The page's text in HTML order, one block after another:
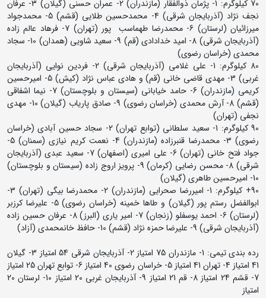
70 کیلوگرم: 1- پژمان ذوالفقار (مازندران) 2- عمران حسنی (گیلان) 3- عرفان
نجف نژاد (آذربایجان شرقی) 4- محمدحسین طلایی (قشم) 5- محمدجواد
میرزائیان (لرستان) 6- محمدرضا طهماسب پور (تهران) 7- فرهاد عالم زاده
(آذربایجان شرقی) 8- امید خدادادی (قم) 9- سعید شاویی (همدان) 10- سجاد
محمدی (خراسان رضوی)
80 کیلوگرم: 1- علی غلامی (آذربایجان شرقی) 2- فردین نوایی (آذربایجان
غربی) 3- مهدی قاضی خانی (قم) و هادی عباس نژاد (کیش) 5- امیرحسین
کریمی (مازندران) 6- حامد خیابانی (سیستان و بلوچستان) 7- نیما اشفاقی
(قشم) 8- آرش محمدی (خراسان رضوی) 9- صادق پاریاب (گیلان) 10- مهدی
نجفی (تهران)
90 کیلوگرم: 1- سعید سلطانی (توابع تهران) 2- سجاد حسین آبادی (خراسان
رضوی) 3- محمدرضا قنبرزاده (مازندران) 4- نعمت کریم نیازی (سمنان) 5-
جواد فتح خانی (تهران) 6- علی امیری (اصفهان) 7- سعید عبدی (آذربایجان
شرقی) 8- محسن رضایی (کرمان) 9- پرویز اروج زاده (سیستان و بلوچستان)
10- امیرحسین طاهری (گیلان)
90+ کیلوگرم: 1- امیررضا صحرایی (مازندران) 2- محمدرضا بیگی (تهران) 3-
ابوالفضل رستم پور (گیلان) و طاها خمینه (خراسان رضوی) 5- علیرضا کرزبر
(لرستان) 6- احمد یوسفلو (زنجان) 7- امیر یاری (البرز) 8- عرفان حسین زاده
(آذربایجان شرقی) 9- علیرضا حمزه نژاد (قشم) 10- حافظ خانمحمدی (آزاد)
رده بندی تیمی: 1- مازندران 75 امتیاز 2- آذربایجان شرقی 54 امتیاز 3- گیلان
41 امتیاز 4- تهران 41 امتیاز 5- خراسان رضوی 40 امتیاز 6- توابع تهران 25 امتیاز
7- قشم 24 امتیاز 8- قم 21 امتیاز 9- آذربایجان غربی 20 امتیاز 10- لرستان 20
امتیاز